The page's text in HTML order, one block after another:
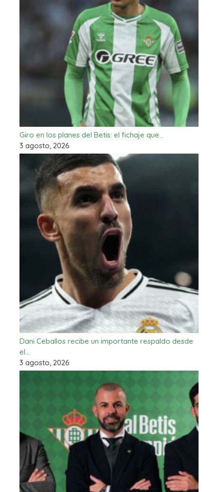
Giro en los planes del Betis: el fichaje que…
3 agosto, 2026
Dani Ceballos recibe un importante respaldo desde
el…
3 agosto, 2026